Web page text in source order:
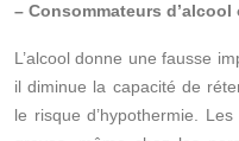
– Consommateurs
L’alcool donne une fausse
il diminue la capacité de
le risque d’hypothermie.